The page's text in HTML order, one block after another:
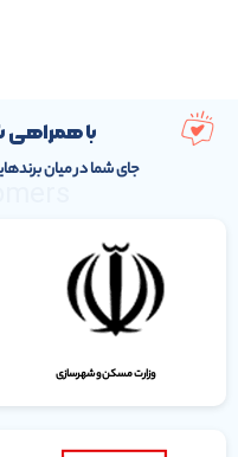
با همراهی
جای شما در میان
وزارت مسکن و شهرسازی